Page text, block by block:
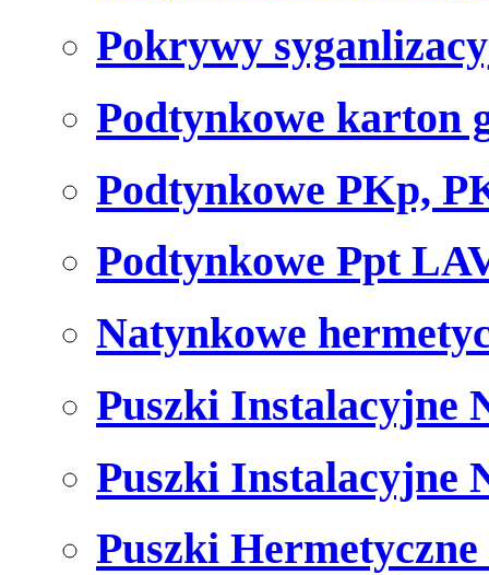
Pokrywy
Podtynkowe karton
Podtynkowe PKp,
Podtynkowe Ppt
Natynkowe
Puszki Instalacyjne
Puszki Instalacyjne
Puszki Hermetyczne